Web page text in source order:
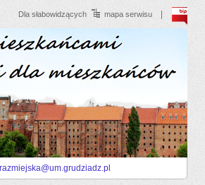
Dla słabowidzących mapa serwisu